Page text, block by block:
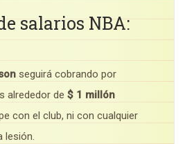
salarios NBA:
seguirá cobrando por
alrededor de $ 1 millón
con el club, ni con cualquier
lesión.